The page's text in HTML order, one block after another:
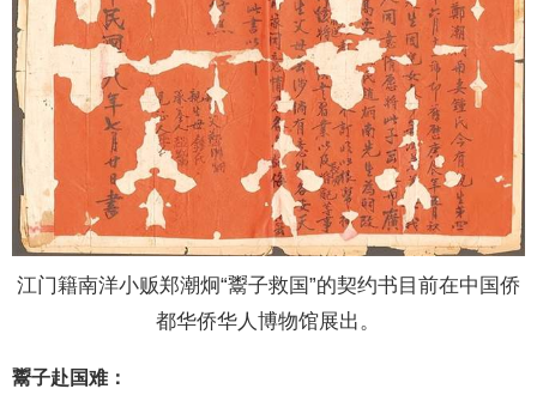
江门籍南洋小贩郑潮炯“鬻子救国”的契约书目前在中国侨
都华侨华人博物馆展出。
鬻子赴国难：